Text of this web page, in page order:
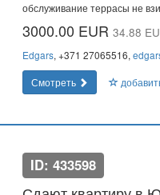
обслуживание террасы не
3000.00 EUR 34.88
Edgars, +371 27065516,
Смотреть
ID: 433598